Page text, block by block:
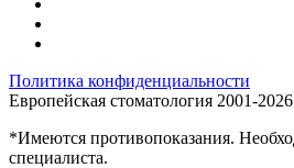
Политика конфиденциальности
Европейская стоматология 2001-
*Имеются противопоказания.
специалиста.